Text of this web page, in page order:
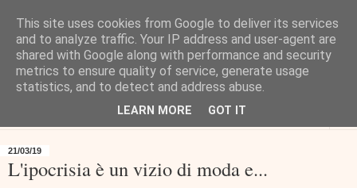
21/03/19
L'ipocrisia è un vizio di moda e...
This site uses cookies from Google to deliver its services
and to analyze traffic. Your IP address and user-agent are
shared with Google along with performance and security
metrics to ensure quality of service, generate usage
statistics, and to detect and address abuse.
LEARN MORE GOT IT